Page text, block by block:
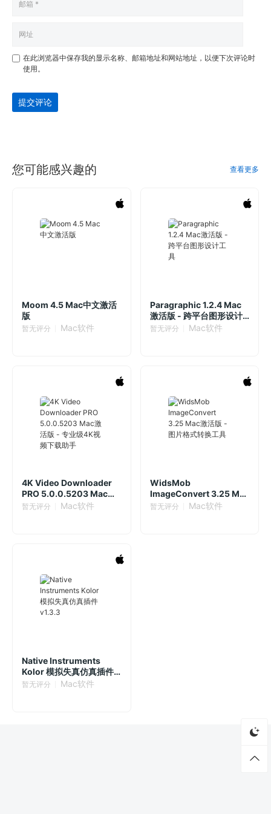
在此浏览器中保存我的显示名称、邮箱地址和网站地址，以便下次评论时
使用。
提交评论
您可能感兴趣的 查看更多
Moom 4.5 Mac中文激活
版
暂无评分 Mac软件
Paragraphic 1.2.4 Mac
激活版 - 跨平台图形设计
工具
暂无评分 Mac软件
4K Video Downloader
PRO 5.0.0.5203 Mac激
活版 - 专业级4K视频下载
暂无评分 Mac软件
WidsMob
ImageConvert 3.25 Mac
激活版 - 图片格式转换工
暂无评分 Mac软件
Native Instruments
Kolor 模拟失真仿真插件
v1.3.3
暂无评分 Mac软件